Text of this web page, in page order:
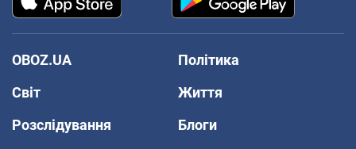
OBOZ.UA
Політика
Світ
Життя
Розслідування
Блоги